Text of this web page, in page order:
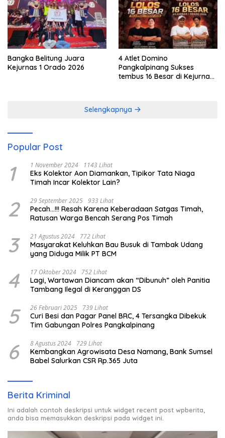
Bangka Belitung Juara
Kejurnas 1 Orado 2026
4 Atlet Domino
Pangkalpinang Sukses
tembus 16 Besar di Kejurnas
Selengkapnya
Popular Post
1 1 November 2024 1143 Lihat
Eks Kolektor Aon Diamankan, Tipikor Tata Niaga
Timah Incar Kolektor Lain?
2 29 September 2025 933 Lihat
Pecah…!!! Resah Karena Keberadaan Satgas Timah,
Ratusan Warga Bencah Serang Pos Timah
3 21 Agustus 2024 772 Lihat
Masyarakat Keluhkan Bau Busuk di Tambak Udang
yang Diduga Milik PT BCM
4 17 Oktober 2024 752 Lihat
Lagi, Wartawan Diancam akan “Dibunuh” oleh Panitia
Tambang Ilegal di Keranggan DS
5 26 Februari 2025 739 Lihat
Curi Besi dan Pagar Panel BRC, 4 Tersangka Dibekuk
Tim Gabungan Polres Pangkalpinang
6 8 Agustus 2024 729 Lihat
Kembangkan Agrowisata Desa Namang, Bank Sumsel
Babel Salurkan CSR Rp.365 Juta
Berita Kriminal
Ini adalah contoh deskripsi untuk widget recent post wpberita,
anda bisa memasukkan deskripsi pada widget ini.